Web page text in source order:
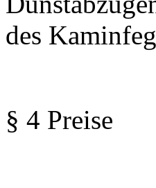
des
§ 4 Preise